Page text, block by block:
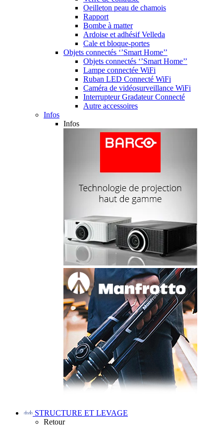
Oeilleton peau de chamois
Rapport
Bombe à matter
Ardoise et adhésif Velleda
Cale et bloque-portes
Objets connectés ‘’Smart Home’’
Objets connectés ‘’Smart Home’’
Lampe connectée WiFi
Ruban LED Connecté WiFi
Caméra de vidéosurveillance WiFi
Interrupteur Gradateur Connecté
Autre accessoires
Infos
Infos
STRUCTURE ET LEVAGE
Retour